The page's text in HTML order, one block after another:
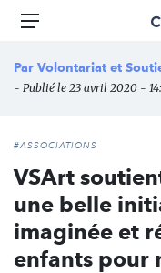
Aller
principal
Menu
Par Volontariat et
- Publié le 23 avril 2020 -
#ASSOCIATIONS
VSArt
une belle
imaginée et
enfants pour